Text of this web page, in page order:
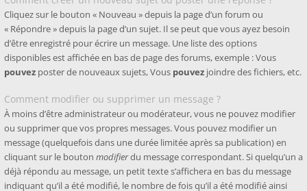
Cliquez sur le bouton « Nouveau » depuis la page d’un forum ou
« Répondre » depuis la page d’un sujet. Il se peut que vous ayez besoin
d’être enregistré pour écrire un message. Une liste des options
disponibles est affichée en bas de page des forums, exemple : Vous
pouvez poster de nouveaux sujets, Vous pouvez joindre des fichiers, etc.
Comment modifier ou supprimer un message ?
À moins d’être administrateur ou modérateur, vous ne pouvez modifier
ou supprimer que vos propres messages. Vous pouvez modifier un
message (quelquefois dans une durée limitée après sa publication) en
cliquant sur le bouton modifierdu message correspondant. Si quelqu’un a
déjà répondu au message, un petit texte s’affichera en bas du message
indiquant qu’il a été modifié, le nombre de fois qu’il a été modifié ainsi